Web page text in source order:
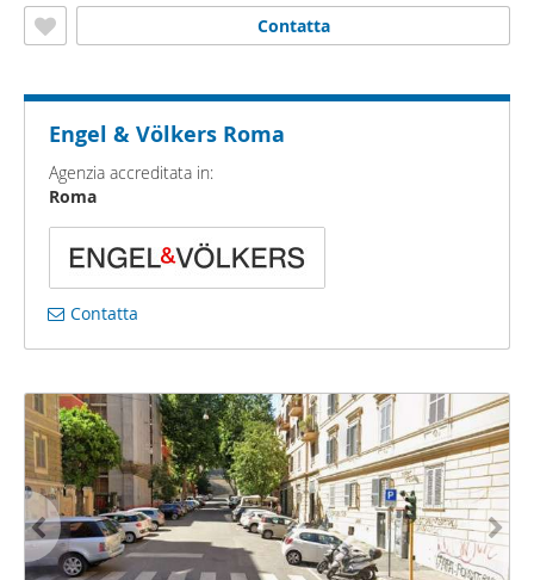
Contatta
Contatta
Engel & Völkers Roma
Agenzia accreditata in:
Roma